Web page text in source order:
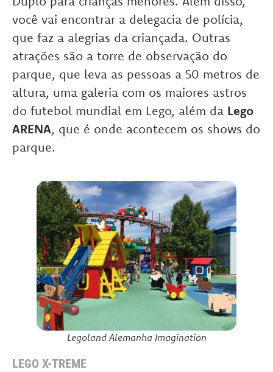
você vai encontrar a delegacia de polícia,
que faz a alegrias da criançada. Outras
atrações são a torre de observação do
parque, que leva as pessoas a 50 metros de
altura, uma galeria com os maiores astros
do futebol mundial em Lego, além da Lego
ARENA, que é onde acontecem os shows do
parque.
Legoland Alemanha Imagination
LEGO X-TREME